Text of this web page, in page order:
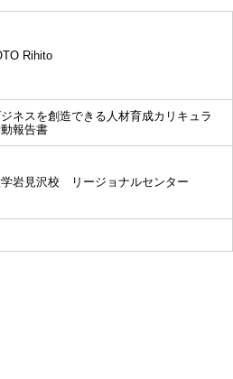
Rihito
ネスを創造できる人材育成カリキュラ
報告書
岩見沢校 リージョナルセンター